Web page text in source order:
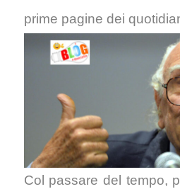
prime pagine dei
Col passare del tempo,